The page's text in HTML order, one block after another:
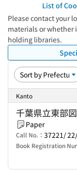
List of
Please contact your
materials or whether
holding libraries.
Kanto
千葉県立東部
Paper
Call No.： 37221/
Book Registration